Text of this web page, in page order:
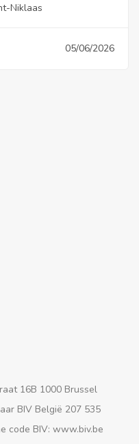
Niklaas
05/06/2026
16B 1000 Brussel
BIV België 207 535
code BIV: www.biv.be